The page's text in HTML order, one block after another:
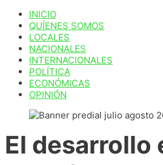
INICIO
QUÍENES SOMOS
LOCALES
NACIONALES
INTERNACIONALES
POLÍTICA
ECONÓMICAS
OPINIÓN
El desarrollo